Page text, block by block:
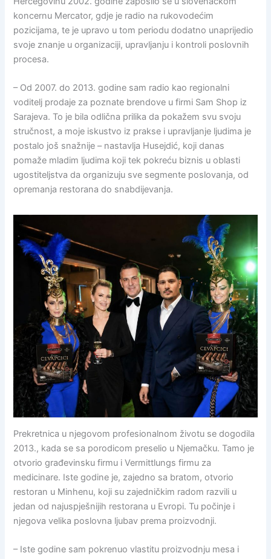
koncernu Mercator, gdje je radio na rukovodećim
pozicijama, te je upravo u tom periodu dodatno unaprijedio
svoje znanje u organizaciji, upravljanju i kontroli poslovnih
procesa.
– Od 2007. do 2013. godine sam radio kao regionalni
voditelj prodaje za poznate brendove u firmi Sam Shop iz
Sarajeva. To je bila odlična prilika da pokažem svu svoju
stručnost, a moje iskustvo iz prakse i upravljanje ljudima je
postalo još snažnije – nastavlja Husejdić, koji danas
pomaže mladim ljudima koji tek pokreću biznis u oblasti
ugostiteljstva da organizuju sve segmente poslovanja, od
opremanja restorana do snabdijevanja.
Prekretnica u njegovom profesionalnom životu se dogodila
2013., kada se sa porodicom preselio u Njemačku. Tamo je
otvorio građevinsku firmu i Vermittlungs firmu za
medicinare. Iste godine je, zajedno sa bratom, otvorio
restoran u Minhenu, koji su zajedničkim radom razvili u
jedan od najuspješnijih restorana u Evropi. Tu počinje i
njegova velika poslovna ljubav prema proizvodnji.
– Iste godine sam pokrenuo vlastitu proizvodnju mesa i